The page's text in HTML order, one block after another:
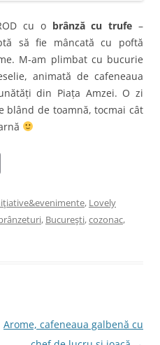
cu o brânză cu trufe –
să fie mâncată cu poftă
M-am plimbat cu bucurie
animată de cafeneaua
din Piața Amzei. O zi
blând de toamnă, tocmai cât
ai
l
, Lovely
, Bucureşti,cozonac,
Arome, cafeneaua galbenă cu